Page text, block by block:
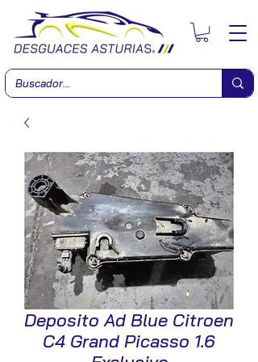
Deposito Ad Blue Citroen
C4 Grand Picasso 1.6